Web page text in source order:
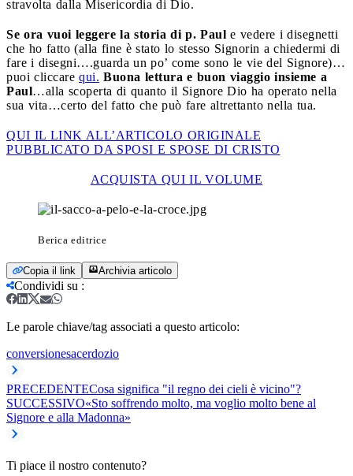
stravolta dalla Misericordia di Dio.
Se ora vuoi leggere la storia di p. Paul e vedere i disegnetti
che ho fatto (alla fine è stato lo stesso Signorin a chiedermi di
fare i disegni….guarda un po’ come sono le vie del Signore)…
puoi cliccare qui. Buona lettura e buon viaggio insieme a
Paul…alla scoperta di quanto il Signore Dio ha operato nella
sua vita…certo del fatto che può fare altrettanto nella tua.
QUI IL LINK ALL’ARTICOLO ORIGINALE
PUBBLICATO DA SPOSI E SPOSE DI CRISTO
ACQUISTA QUI IL VOLUME
Berica editrice
Copia il link Archivia articolo
Condividi su :
Le parole chiave/tag associati a questo articolo:
conversionesacerdozio
PRECEDENTECosa significa "il regno dei cieli è vicino"?
SUCCESSIVO«Sto soffrendo molto, ma voglio molto bene al
Signore e alla Madonna»
Ti piace il nostro contenuto?